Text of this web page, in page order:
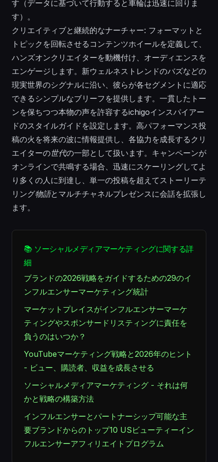
す（データに基づいて行動すると車輪は迅速に回りま
す）。
クリエイティブと継続的なナーチャー: フォーマットと
トピックを回転させるコンテンツホイールを定義して、
ハンズオンクリエイターを動機付け、オーディエンスを
エンゲージします。新ウェルネストレンドのバズなどの
現実世界のシグナルに沿い、彼らが各セグメントに適応
できるシンプルなブリーフを提供します。一貫したトー
ンを保ちつつ本物の声を許容するichigoインスパイアー
ドのスタイルガイドを設定します。高パフォーマンス投
稿の火を将来の波に情報提供し、各協力を成長するクリ
エイターの世代の一部として扱います。キャンペーンが
オンラインで共鳴する場合、迅速にスケーリングしてよ
り多くの人に到達し、単一の投稿を超えてストーリーテ
リング物語とマルチチャネルプレゼンスに会話を拡張し
ます。
📚 ソーシャルメディアマーケティングに関する詳
細
ブランドの2026戦略をガイドするための29のイ
ンフルエンサーマーケティング統計
マーケットプレイスがインフルエンサーマーケ
ティングやスポンサードリスティングに責任を
負うのはいつか？
YouTubeマーケティング戦略と2026年のヒント
- ビュー、購読者、収益を成長させる
ソーシャルメディアマーケティング - それは何
かと戦略の構築方法
インフルエンサーとパートナーシップ可能な主
要ブランドからのトップ10 USビューティーイン
フルエンサーアフィリエイトプログラム